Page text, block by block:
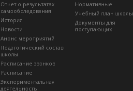
Отчет о результатах
самообследования
История
Новости
Анонс мероприятий
Педагогический состав
школы
Расписание звонков
Расписание
Экспериментальная
деятельность
Нормативные
Учебный план школы
Документы для
поступающих